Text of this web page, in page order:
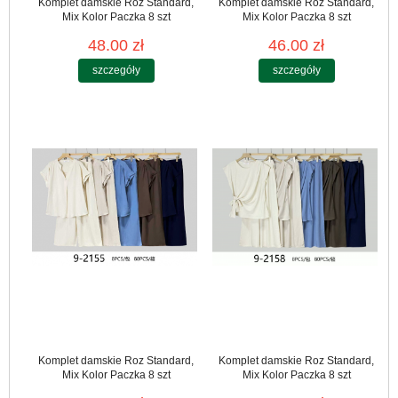
Komplet damskie Roz Standard,
Mix Kolor Paczka 8 szt
48.00 zł
szczegóły
Komplet damskie Roz Standard,
Mix Kolor Paczka 8 szt
46.00 zł
szczegóły
Komplet damskie Roz Standard,
Mix Kolor Paczka 8 szt
Komplet damskie Roz Standard,
Mix Kolor Paczka 8 szt